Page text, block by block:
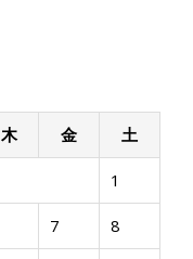
木 金 土
1
7 8